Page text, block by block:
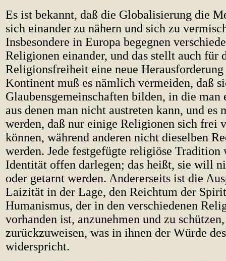
Es ist bekannt, daß die Globalisierung die
sich einander zu nähern und sich zu
Insbesondere in Europa begegnen
Religionen einander, und das stellt auch für
Religionsfreiheit eine neue Herausforderung
Kontinent muß es nämlich vermeiden, daß
Glaubensgemeinschaften bilden, in die man
aus denen man nicht austreten kann, und es
werden, daß nur einige Religionen sich frei
können, während anderen nicht dieselben
werden. Jede festgefügte religiöse
Identität offen darlegen; das heißt, sie will
oder getarnt werden. Andererseits ist die
Laizität in der Lage, den Reichtum der
Humanismus, der in den verschiedenen
vorhanden ist, anzunehmen und zu
zurückzuweisen, was in ihnen der Würde
widerspricht.